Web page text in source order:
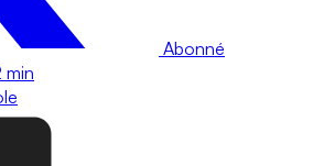
Abonné
min